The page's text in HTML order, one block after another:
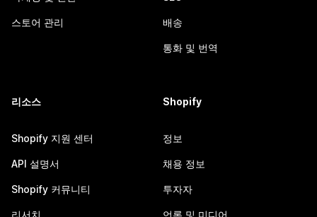
스토어 관리 배송
통화 및 번역
리소스
Shopify 지원 센터
API 설명서
Shopify 커뮤니티
Shopify
정보
채용 정보
투자자